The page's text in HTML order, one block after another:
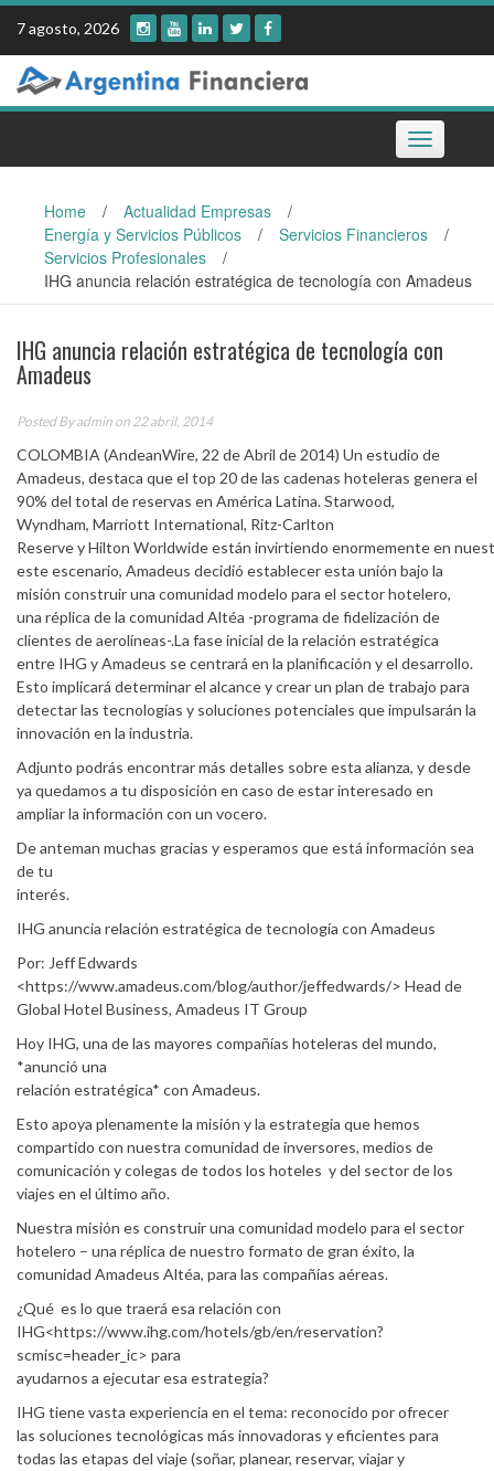
Skip
content
7 agosto, 2026
Toggle
navigation
Home / Actualidad Empresas
/
Energía y Servicios Públicos
/ Servicios Financieros
/
Servicios Profesionales
/
IHG anuncia relación estratégica de tecnología con Amadeus
IHG anuncia relación estratégica de tecnología con
Amadeus
Posted Byadmin on 22 abril, 2014
COLOMBIA (AndeanWire, 22 de Abril de 2014) Un estudio de
Amadeus, destaca que el top 20 de las cadenas hoteleras genera el
90% del total de reservas en América Latina. Starwood,
Wyndham, Marriott International, Ritz-Carlton
Reserve y Hilton Worldwide están invirtiendo enormemente en
este escenario, Amadeus decidió establecer esta unión bajo la
misión construir una comunidad modelo para el sector hotelero,
una réplica de la comunidad Altéa -programa de fidelización de
clientes de aerolíneas-.La fase inicial de la relación estratégica
entre IHG y Amadeus se centrará en la planificación y el desarrollo.
Esto implicará determinar el alcance y crear un plan de trabajo para
detectar las tecnologías y soluciones potenciales que impulsarán la
innovación en la industria.
Adjunto podrás encontrar más detalles sobre esta alianza, y desde
ya quedamos a tu disposición en caso de estar interesado en
ampliar la información con un vocero.
De anteman muchas gracias y esperamos que está información sea
de tu
interés.
IHG anuncia relación estratégica de tecnología con Amadeus
Por: Jeff Edwards
<https://www.amadeus.com/blog/author/jeffedwards/> Head de
Global Hotel Business, Amadeus IT Group
Hoy IHG, una de las mayores compañías hoteleras del mundo,
*anunció una
relación estratégica* con Amadeus.
Esto apoya plenamente la misión y la estrategia que hemos
compartido con nuestra comunidad de inversores, medios de
comunicación y colegas de todos los hoteles y del sector de los
viajes en el último año.
Nuestra misión es construir una comunidad modelo para el sector
hotelero – una réplica de nuestro formato de gran éxito, la
comunidad Amadeus Altéa, para las compañías aéreas.
¿Qué es lo que traerá esa relación con
IHG<https://www.ihg.com/hotels/gb/en/reservation?
scmisc=header_ic> para
ayudarnos a ejecutar esa estrategia?
IHG tiene vasta experiencia en el tema: reconocido por ofrecer
las soluciones tecnológicas más innovadoras y eficientes para
todas las etapas del viaje (soñar, planear, reservar, viajar y